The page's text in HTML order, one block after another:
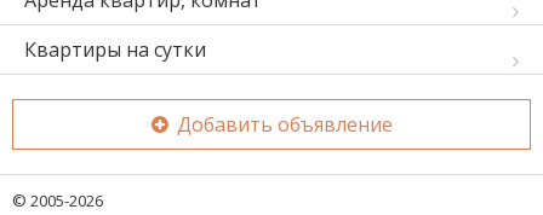
Квартиры на сутки
Добавить объявление
© 2005-2026